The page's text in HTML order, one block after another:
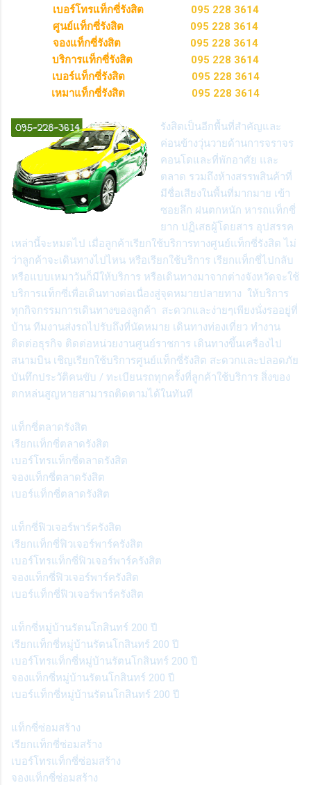
เบอร์โทรแท็กซี่รังสิต
095 228 3614
ศูนย์แท็กซี่รังสิต
095 228 3614
จองแท็กซี่รังสิต
095 228 3614
บริการแท็กซี่รังสิต
095 228 3614
เบอร์แท็กซี่รังสิต
095 228 3614
เหมาแท็กซี่รังสิต
095 228 3614
รังสิตเป็นอีกพื้นที่สำคัญและ
ค่อนข้างวุ่นวายด้านการจราจร
คอนโดและที่พักอาศัย และ
ตลาด รวมถึงห้างสรรพสินค้าที่
มีชื่อเสียงในพื้นที่มากมาย เข้า
ซอยลึก ฝนตกหนัก หารถแท็กซี่
ยาก ปฏิเสธผู้โดยสาร อุปสรรค
เหล่านี้จะหมดไป เมื่อลูกค้าเรียกใช้บริการทางศูนย์แท็กซี่รังสิต ไม่
ว่าลูกค้าจะเดินทางไปไหน หรือเรียกใช้บริการ เรียกแท็กซี่ไปกลับ
หรือแบบเหมาวันก็มีให้บริการ หรือเดินทางมาจากต่างจังหวัดจะใช้
บริการแท็กซี่เพื่อเดินทางต่อเนื่องสู่จุดหมายปลายทาง ให้บริการ
ทุกกิจกรรมการเดินทางของลูกค้า สะดวกและง่ายๆเพียงนั่งรออยู่ที่
บ้าน ทีมงานส่งรถไปรับถึงที่นัดหมาย เดินทางท่องเที่ยว ทำงาน
ติดต่อธุรกิจ ติดต่อหน่วยงานศูนย์ราชการ เดินทางขึ้นเครื่องไป
สนามบิน เชิญเรียกใช้บริการศูนย์แท็กซี่รังสิต สะดวกและปลอดภัย
บันทึกประวัติคนขับ / ทะเบียนรถทุกครั้งที่ลูกค้าใช้บริการ สิ่งของ
ตกหล่นสูญหายสามารถติดตามได้ในทันที
แท็กซี่ตลาดรังสิต
เรียกแท็กซี่ตลาดรังสิต
เบอร์โทรแท็กซี่ตลาดรังสิต
จองแท็กซี่ตลาดรังสิต
เบอร์แท็กซี่ตลาดรังสิต
แท็กซี่ฟิวเจอร์พาร์ครังสิต
เรียกแท็กซี่ฟิวเจอร์พาร์ครังสิต
เบอร์โทรแท็กซี่ฟิวเจอร์พาร์ครังสิต
จองแท็กซี่ฟิวเจอร์พาร์ครังสิต
เบอร์แท็กซี่ฟิวเจอร์พาร์ครังสิต
แท็กซี่หมู่บ้านรัตนโกสินทร์ 200 ปี
เรียกแท็กซี่หมู่บ้านรัตนโกสินทร์ 200 ปี
เบอร์โทรแท็กซี่หมู่บ้านรัตนโกสินทร์ 200 ปี
จองแท็กซี่หมู่บ้านรัตนโกสินทร์ 200 ปี
เบอร์แท็กซี่หมู่บ้านรัตนโกสินทร์ 200 ปี
แท็กซี่ซ่อมสร้าง
เรียกแท็กซี่ซ่อมสร้าง
เบอร์โทรแท็กซี่ซ่อมสร้าง
จองแท็กซี่ซ่อมสร้าง